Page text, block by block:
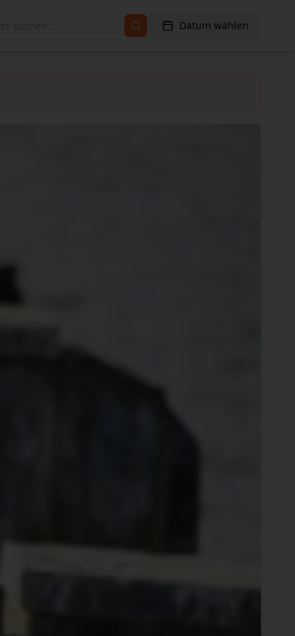
Datum wählen